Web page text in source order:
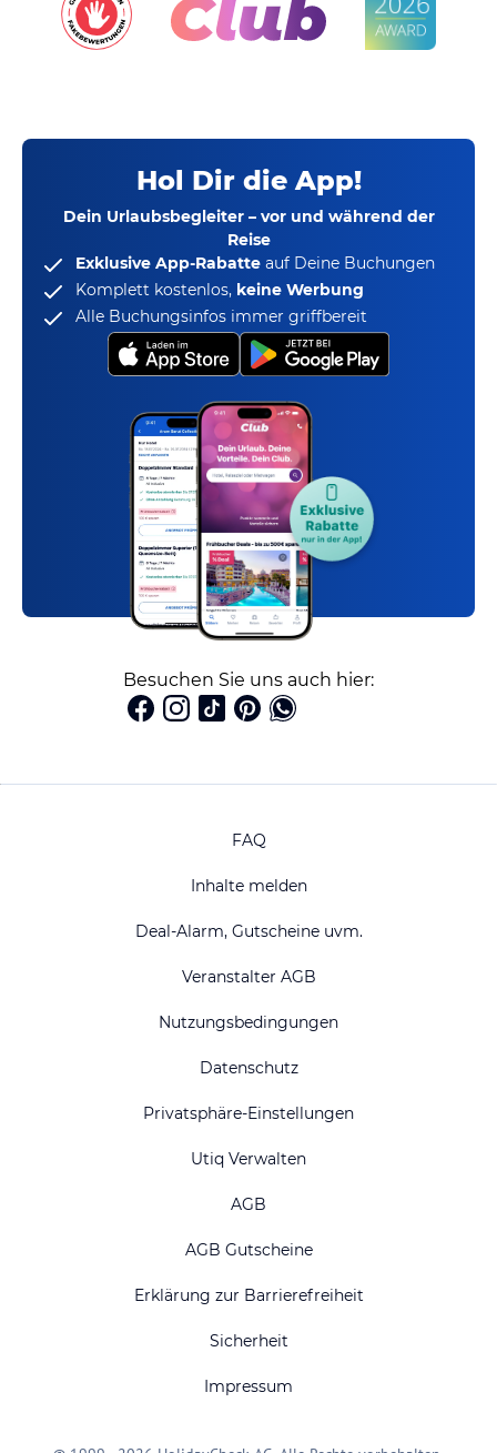
Hol Dir die App!
Dein Urlaubsbegleiter – vor und während der
Reise
Exklusive App-Rabatte auf Deine Buchungen
Komplett kostenlos, keine Werbung
Alle Buchungsinfos immer griffbereit
Besuchen Sie uns auch hier:
FAQ
Inhalte melden
Deal-Alarm, Gutscheine uvm.
Veranstalter AGB
Nutzungsbedingungen
Datenschutz
Privatsphäre-Einstellungen
Utiq Verwalten
AGB
AGB Gutscheine
Erklärung zur Barrierefreiheit
Sicherheit
Impressum